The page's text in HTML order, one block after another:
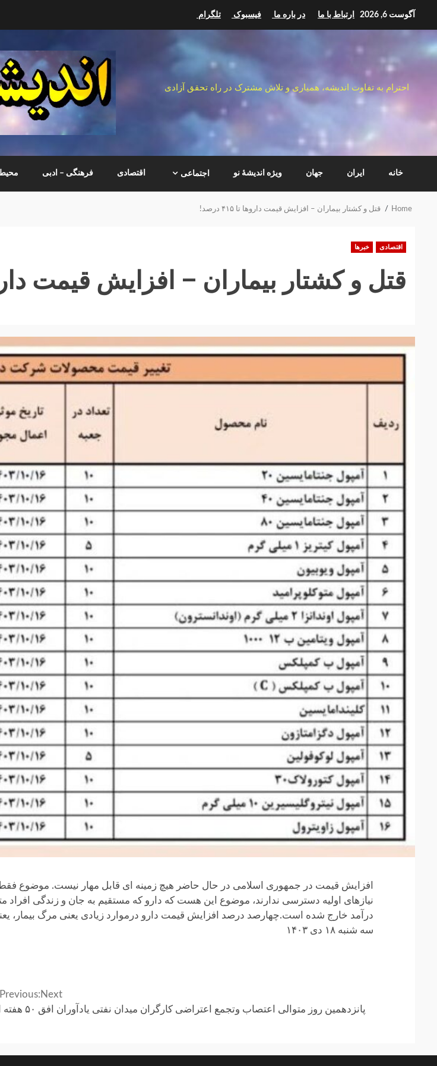
content
آگوست 6, 2026 ارتباط با ما در باره ما فیسبوک تلگرام
احترام به تفاوت اندیشه، همیاری و تلاش مشترک در راه تحقق آزادی
خانه ایران جهان ویژه اندیشهٔ نو اجتماعی اقتصادی فرهنگی – ادبی
Home قتل و کشتار بیماران – افزایش قیمت داروها تا ۴۱۵ درصد!
اقتصادی خبرها
قتل و کشتار بیماران – افزایش قیمت داروها تا
افزایش قیمت در جمهوری اسلامی در حال حاضر هیچ زمینه ای قابل مهار نیست. موضوع
نیازهای اولیه دسترسی ندارند، موضوع این هست که دارو که مستقیم به جان و زندگی
درآمد خارج شده است.چهارصد درصد افزایش قیمت دارو درموارد زیادی یعنی مرگ بیمار،
سه شنبه ۱۸ دی ۱۴۰۳
Continue
Previous: Next:
پانزدهمین روز متوالی اعتصاب وتجمع اعتراضی کارگران میدان نفتی یادآوران افق